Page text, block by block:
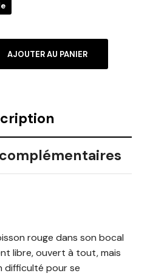
AJOUTER AU PANIER
rouge dans son bocal
libre, ouvert à tout, mais
difficulté pour se